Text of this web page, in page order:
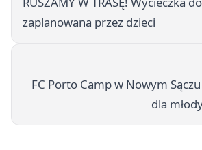
zaplanowana przez dzieci
FC Porto Camp w Nowym
dla